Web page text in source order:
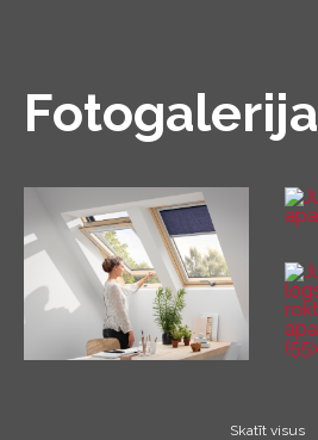
Fotogalerija
Skatīt visus